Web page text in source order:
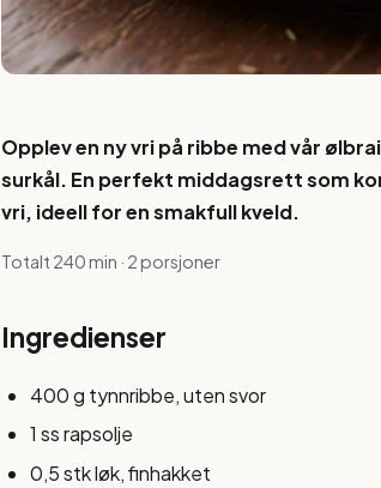
Opplev en ny vri på ribbe med vår
surkål. En perfekt middagsrett som
vri, ideell for en smakfull kveld.
Totalt 240 min · 2 porsjoner
Ingredienser
400 g tynnribbe, uten svor
1 ss rapsolje
0,5 stk løk, finhakket